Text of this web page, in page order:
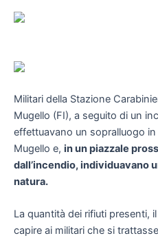
Militari della Stazione
Mugello (FI), a seguito di un
effettuavano un sopralluogo
Mugello e, in un piazzale
dall’incendio, individuavano
natura.
La quantità dei rifiuti presenti,
capire ai militari che si